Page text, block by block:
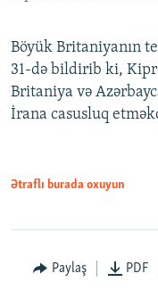
Böyük Britaniyanın
31-də bildirib ki,
Britaniya və
İrana casusluq
Ətraflı burada oxuyun
Paylaş PDF